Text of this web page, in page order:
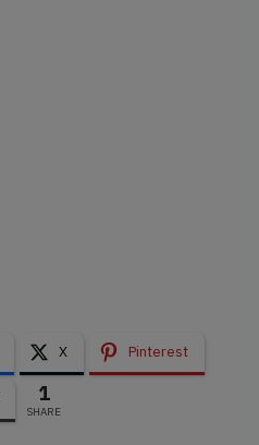
X
Pinterest
1
SHARE